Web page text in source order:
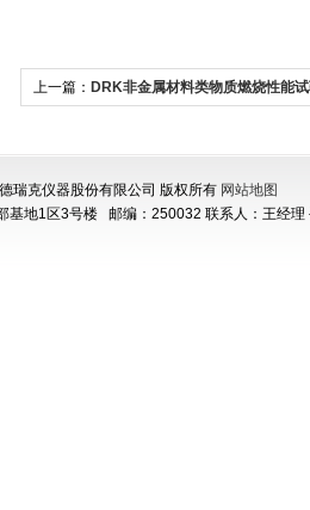
上一篇： DRK非金属材料类物质燃烧性能
瑞克仪器股份有限公司 版权所有 网站地图
基地1区3号楼 邮编：250032 联系人：王经